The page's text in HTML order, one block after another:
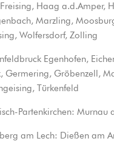
Haag a.d.Amper,
Marzling,
Wolfersdorf, Zolling
Egenhofen,
Germering, Gröbenzell,
Türkenfeld
Partenkirchen: Murnau
am Lech: Dießen am